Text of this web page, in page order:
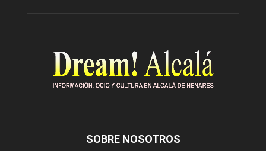
SOBRE NOSOTROS